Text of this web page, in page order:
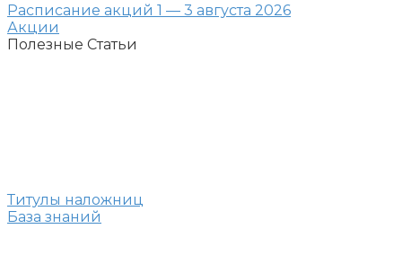
Расписание акций 1 — 3 августа 2026
Акции
Полезные Статьи
Титулы наложниц
База знаний